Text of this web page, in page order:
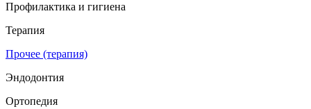
Профилактика и гигиена
Терапия
Прочее (терапия)
Эндодонтия
Ортопедия